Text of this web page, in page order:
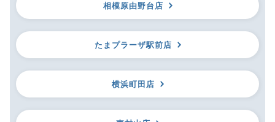
相模原由野台店
たまプラーザ駅前店
横浜町田店